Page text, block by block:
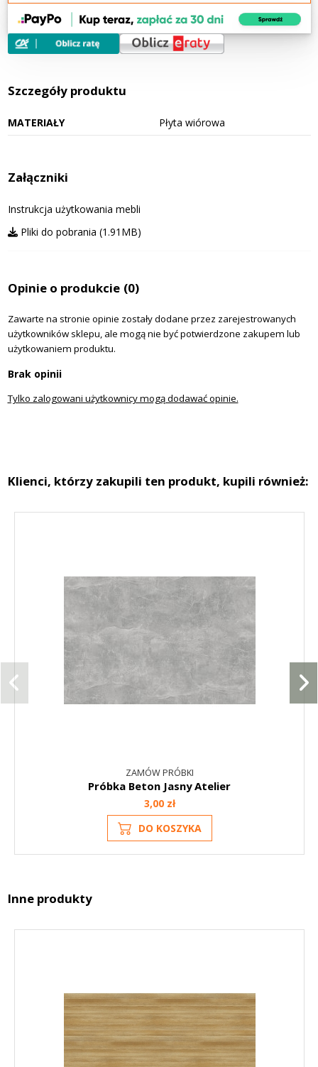
Szczegóły produktu
MATERIAŁY Płyta wiórowa
Załączniki
Instrukcja użytkowania mebli
Pliki do pobrania (1.91MB)
Opinie o produkcie (0)
Zawarte na stronie opinie zostały dodane przez zarejestrowanych
użytkowników sklepu, ale mogą nie być potwierdzone zakupem lub
użytkowaniem produktu.
Brak opinii
Tylko zalogowani użytkownicy mogą dodawać opinie.
Klienci, którzy zakupili ten produkt, kupili również:
ZAMÓW PRÓBKI
Próbka Beton Jasny Atelier
3,00 zł
DO KOSZYKA
Inne produkty